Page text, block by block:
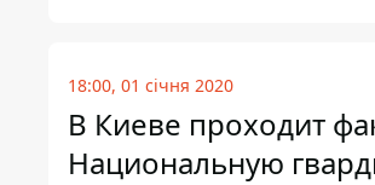
18:00, 01 січня 2020
В Киеве проходит
Национальную